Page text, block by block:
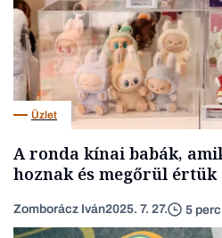
Üzlet Pénz
Üzlet
A ronda kínai babák,
hoznak és megőrül értük
Zomborácz Iván2025. 7. 27. 5 perc